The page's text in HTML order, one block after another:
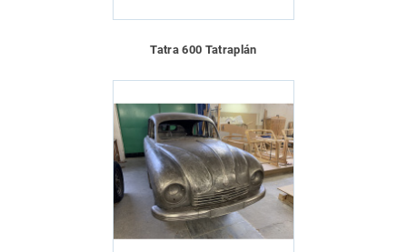
Tatra 600 Tatraplán